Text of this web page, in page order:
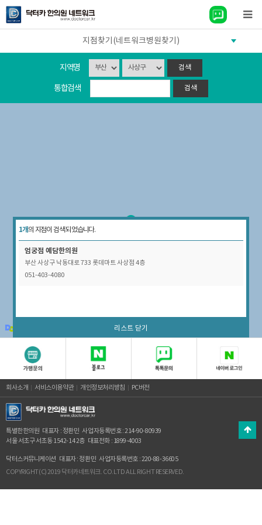
지점찾기(네트워크병원찾기)
지역명
통합검색
1개의 지점이 검색 되었습니다.
엄궁점 예담한의원
부산 사상구 낙동대로 733 롯데마트 사상점 4층
051-403-4080
리스트 닫기
회사소개 서비스이용약관 개인정보처리방침 PC버전
특별한한의원 대표자 : 정환민 사업자등록번호 : 214-90-80939
서울 서초구 서초동 1542-14 2층 대표전화 : 1899-4003
닥터스커뮤니케이션 대표자 : 정환민 사업자등록번호 : 220-88-36605
COPYRIGHT(C) 2019 닥터카네트워크. CO.LTD ALL RIGHT RESERVED.